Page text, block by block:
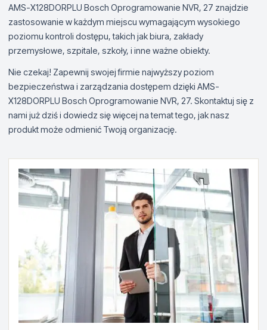
AMS-X128DORPLU Bosch Oprogramowanie NVR, 27 znajdzie
zastosowanie w każdym miejscu wymagającym wysokiego
poziomu kontroli dostępu, takich jak biura, zakłady
przemysłowe, szpitale, szkoły, i inne ważne obiekty.
Nie czekaj! Zapewnij swojej firmie najwyższy poziom
bezpieczeństwa i zarządzania dostępem dzięki AMS-
X128DORPLU Bosch Oprogramowanie NVR, 27. Skontaktuj się z
nami już dziś i dowiedz się więcej na temat tego, jak nasz
produkt może odmienić Twoją organizację.